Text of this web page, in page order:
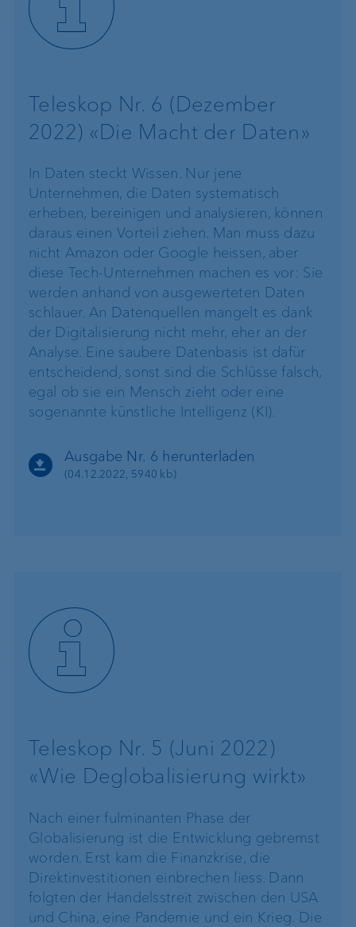
Teleskop Nr. 6 (Dezember
2022) «Die Macht der Daten»
In Daten steckt Wissen. Nur jene
Unternehmen, die Daten systematisch
erheben, bereinigen und analysieren, können
daraus einen Vorteil ziehen. Man muss dazu
nicht Amazon oder Google heissen, aber
diese Tech-Unternehmen machen es vor: Sie
werden anhand von ausgewerteten Daten
schlauer. An Datenquellen mangelt es dank
der Digitalisierung nicht mehr, eher an der
Analyse. Eine saubere Datenbasis ist dafür
entscheidend, sonst sind die Schlüsse falsch,
egal ob sie ein Mensch zieht oder eine
sogenannte künstliche Intelligenz (KI).
Ausgabe Nr. 6 herunterladen
(04.12.2022, 5940 kb)
Teleskop Nr. 5 (Juni 2022)
«Wie Deglobalisierung wirkt»
Nach einer fulminanten Phase der
Globalisierung ist die Entwicklung gebremst
worden. Erst kam die Finanzkrise, die
Direktinvestitionen einbrechen liess. Dann
folgten der Handelsstreit zwischen den USA
und China, eine Pandemie und ein Krieg. Die